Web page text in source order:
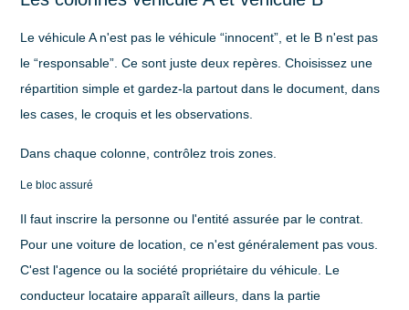
Le véhicule A n'est pas le véhicule “innocent”, et le B n'est pas
le “responsable”. Ce sont juste deux repères. Choisissez une
répartition simple et gardez-la partout dans le document, dans
les cases, le croquis et les observations.
Dans chaque colonne, contrôlez trois zones.
Le bloc assuré
Il faut inscrire la personne ou l'entité assurée par le contrat.
Pour une voiture de location, ce n'est généralement pas vous.
C'est l'agence ou la société propriétaire du véhicule. Le
conducteur locataire apparaît ailleurs, dans la partie